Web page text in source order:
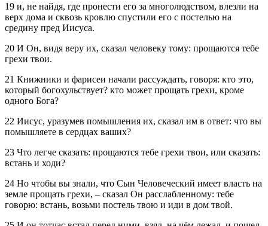
19 и, не найдя, где пронести его за многолюдством, влезли на
верх дома и сквозь кровлю спустили его с постелью на
средину пред Иисуса.
20 И Он, видя веру их, сказал человеку тому: прощаются тебе
грехи твои.
21 Книжники и фарисеи начали рассуждать, говоря: кто это,
который богохульствует? кто может прощать грехи, кроме
одного Бога?
22 Иисус, уразумев помышления их, сказал им в ответ: что вы
помышляете в сердцах ваших?
23 Что легче сказать: прощаются тебе грехи твои, или сказать:
встань и ходи?
24 Но чтобы вы знали, что Сын Человеческий имеет власть на
земле прощать грехи, – сказал Он расслабленному: тебе
говорю: встань, возьми постель твою и иди в дом твой.